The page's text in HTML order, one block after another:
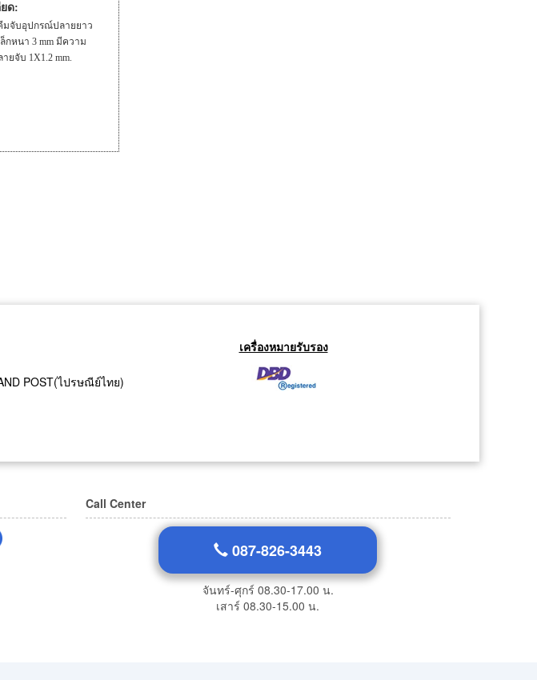
ด:
มจับอุปกรณ์ปลายยาว
กหนา 3 mm มีความ
ยจับ 1X1.2 mm.
POST(ไปรษณีย์ไทย)
เครื่องหมายรับรอง
Call Center
087-826-3443
จันทร์-ศุกร์ 08.30-17.00 น.
เสาร์ 08.30-15.00 น.